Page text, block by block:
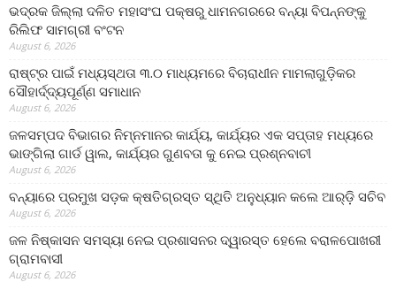
ଭଦ୍ରକ ଜିଲ୍ଲା ଦଳିତ ମହାସଂଘ ପକ୍ଷରୁ ଧାମନଗରରେ ବନ୍ୟା ବିପନ୍ନଙ୍କୁ
ରିଲିଫ ସାମଗ୍ରୀ ବଂଟନ
August 6, 2026
ରାଷ୍ଟ୍ର ପାଇଁ ମଧ୍ୟସ୍ଥତା ୩.୦ ମାଧ୍ୟମରେ ବିଚାରାଧୀନ ମାମଲାଗୁଡ଼ିକର
ସୌହାର୍ଦ୍ଦ୍ୟପୂର୍ଣ୍ଣ ସମାଧାନ
August 6, 2026
ଜଳସମ୍ପଦ ବିଭାଗର ନିମ୍ନମାନର କାର୍ଯ୍ୟ, କାର୍ଯ୍ୟର ଏକ ସପ୍ତାହ ମଧ୍ୟରେ
ଭାଙ୍ଗିଲା ଗାର୍ଡ ୱାଲ, କାର୍ଯ୍ୟର ଗୁଣବତା କୁ ନେଇ ପ୍ରଶ୍ନବାଚୀ
August 6, 2026
ବନ୍ୟାରେ ପ୍ରମୁଖ ସଡ଼କ କ୍ଷତିଗ୍ରସ୍ତ ସ୍ଥିତି ଅନୁଧ୍ୟାନ କଲେ ଆର୍‌ଡ଼ି ସଚିବ
August 6, 2026
ଜଳ ନିଷ୍କାସନ ସମସ୍ୟା ନେଇ ପ୍ରଶାସନର ଦ୍ୱାରସ୍ତ ହେଲେ ବରାଳପୋଖରୀ
ଗ୍ରାମବାସୀ
August 6, 2026